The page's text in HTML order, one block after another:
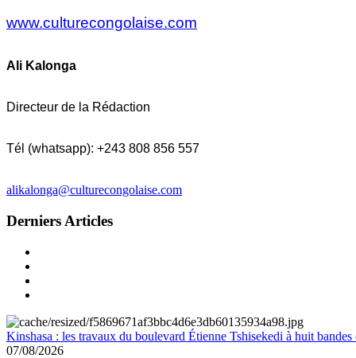
www.culturecongolaise.com
Ali Kalonga
Directeur de la Rédaction
Tél (whatsapp): +243 808 856 557
alikalonga@culturecongolaise.com
Derniers Articles
Kinshasa : les travaux du boulevard Étienne Tshisekedi à huit
07/08/2026